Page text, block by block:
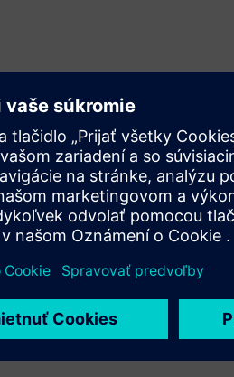
alebo nadväzuje na produkt/
vytvorením nového
zákaznícke riešenie integráciou
a vlastného produktu